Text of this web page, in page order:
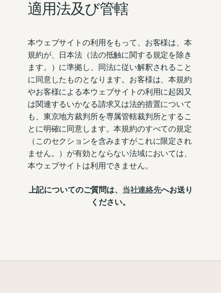
適用法及び管轄
本ウェブサイトの利用をもって、お客様は、本
規約が、日本法（法の抵触に関する規定を除き
ます。）に準拠し、同法に従い解釈されること
に同意したものとなります。お客様は、本規約
やお客様による本ウェブサイトの利用に起因又
は関連するいかなる請求又は法的措置について
も、東京地方裁判所を専属管轄裁判所とするこ
とに明確に同意します。本規約のすべての規定
（このセクションを含みますがこれに限定され
ません。）が有効とならない法域においては、
本ウェブサイトは利用できません。
上記についてのご質問は、 当社連絡先へお送り
ください。